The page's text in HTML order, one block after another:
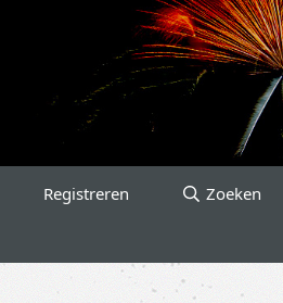
Registreren Zoeken